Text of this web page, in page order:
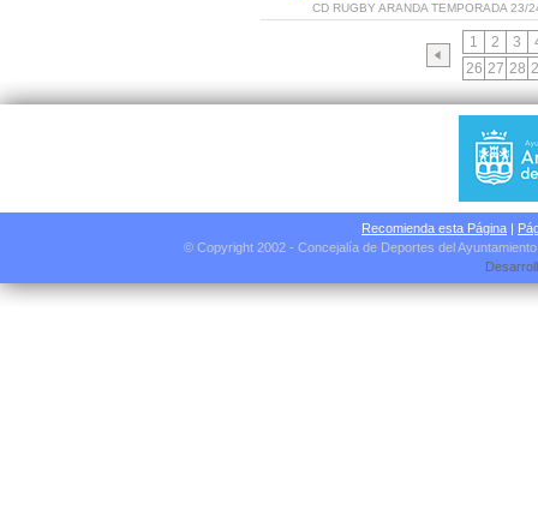
CD RUGBY ARANDA TEMPORADA 23/
1 2 3
26 27 28
Recomienda esta Página |
© Copyright 2002 - Concejalía de Deportes del